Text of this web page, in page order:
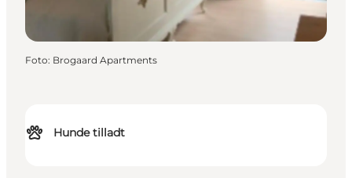
Hunde tilladt
Foto: Brogaard Apartments